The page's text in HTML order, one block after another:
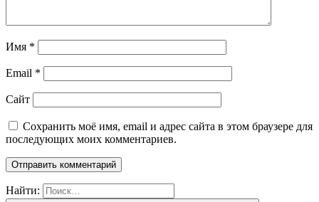
Имя *
Email *
Сайт
Сохранить моё имя, email и адрес сайта в этом браузере для
последующих моих комментариев.
Найти: